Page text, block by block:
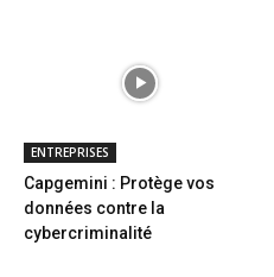
ENTREPRISES
Capgemini : Protège vos
données contre la
cybercriminalité